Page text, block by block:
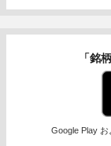
「銘
Google Play お